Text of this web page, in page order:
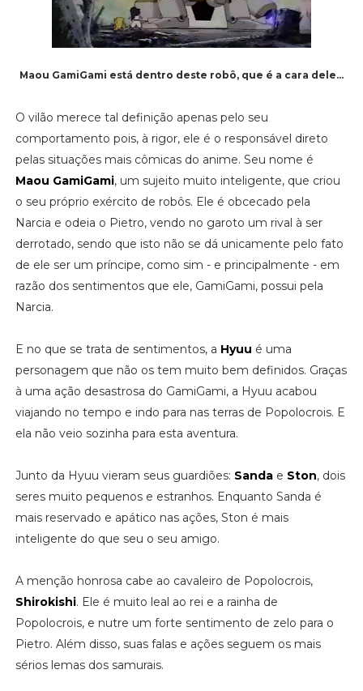
Maou GamiGami está dentro deste robô, que é a cara dele...
O vilão merece tal definição apenas pelo seu
comportamento pois, à rigor, ele é o responsável direto
pelas situações mais cômicas do anime. Seu nome é
Maou GamiGami, um sujeito muito inteligente, que criou
o seu próprio exército de robôs. Ele é obcecado pela
Narcia e odeia o Pietro, vendo no garoto um rival à ser
derrotado, sendo que isto não se dá unicamente pelo fato
de ele ser um príncipe, como sim - e principalmente - em
razão dos sentimentos que ele, GamiGami, possui pela
Narcia.
E no que se trata de sentimentos, a Hyuu é uma
personagem que não os tem muito bem definidos. Graças
à uma ação desastrosa do GamiGami, a Hyuu acabou
viajando no tempo e indo para nas terras de Popolocrois. E
ela não veio sozinha para esta aventura.
Junto da Hyuu vieram seus guardiões: Sandae Ston, dois
seres muito pequenos e estranhos. Enquanto Sanda é
mais reservado e apático nas ações, Ston é mais
inteligente do que seu o seu amigo.
A menção honrosa cabe ao cavaleiro de Popolocrois,
Shirokishi. Ele é muito leal ao rei e a rainha de
Popolocrois, e nutre um forte sentimento de zelo para o
Pietro. Além disso, suas falas e ações seguem os mais
sérios lemas dos samurais.